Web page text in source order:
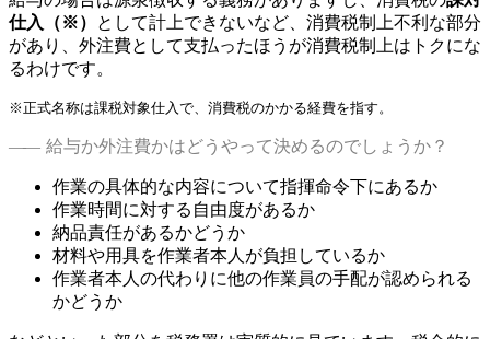
仕入（※）
として計上できないなど、消費税制上不利な部分
があり、外注費として支払ったほうが消費税制上はトクにな
るわけです。
※正式名称は課税対象仕入で、消費税のかかる経費を指す。
給与か外注費かはどうやって決めるのでしょうか？
作業の具体的な内容について指揮命令下にあるか
作業時間に対する自由度があるか
納品責任があるかどうか
材料や用具を作業者本人が負担しているか
作業者本人の代わりに他の作業員の手配が認められる
かどうか